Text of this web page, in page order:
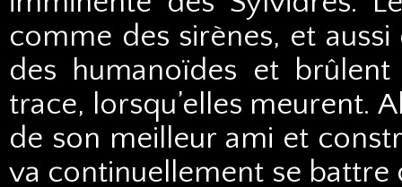
comme des sirènes, et aussi
des humanoïdes et
trace, lorsqu’elles meurent.
de son meilleur ami et
va continuellement se